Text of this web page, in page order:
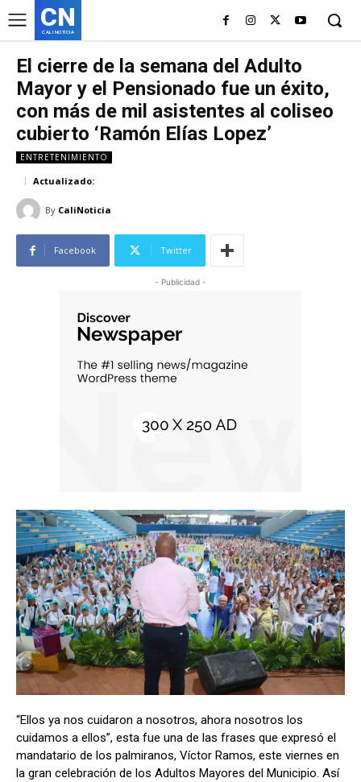
CN
CALI NOTICIA
El cierre de la semana del Adulto
Mayor y el Pensionado fue un éxito,
con más de mil asistentes al coliseo
cubierto ‘Ramón Elías Lopez’
ENTRETENIMIENTO
Actualizado:
By CaliNoticia
Facebook Twitter
- Publicidad -
“Ellos ya nos cuidaron a nosotros, ahora nosotros los
cuidamos a ellos”, esta fue una de las frases que expresó el
mandatario de los palmiranos, Víctor Ramos, este viernes en
la gran celebración de los Adultos Mayores del Municipio. Así